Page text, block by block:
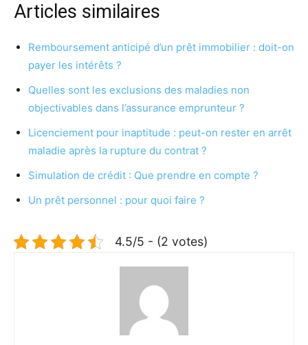
Articles similaires
Remboursement anticipé d’un prêt immobilier : doit-on
payer les intérêts ?
Quelles sont les exclusions des maladies non
objectivables dans l’assurance emprunteur ?
Licenciement pour inaptitude : peut-on rester en arrêt
maladie après la rupture du contrat ?
Simulation de crédit : Que prendre en compte ?
Un prêt personnel : pour quoi faire ?
4.5/5 - (2 votes)